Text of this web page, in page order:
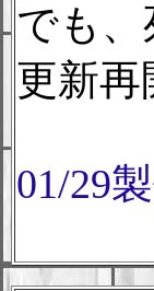
でも
更新
01/29